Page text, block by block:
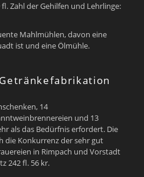
Zahl der Gehilfen und Lehrlinge:
Mahlmühlen, davon eine
ist und eine Ölmühle.
14
und 13
als das Bedürfnis erfordert. Die
die Konkurrenz der sehr gut
in Rimpach und Vorstadt
242 fl. 56 kr.